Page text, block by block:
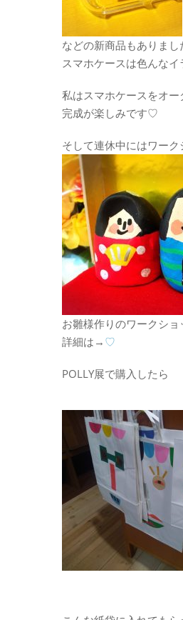
などの新商品もありま
スマホケースは色んな
私はスマホケースをオ
完成が楽しみです♡
そして連休中にはワー
お雛様作りのワークショ
詳細は→ ♡
POLLY展で購入したら